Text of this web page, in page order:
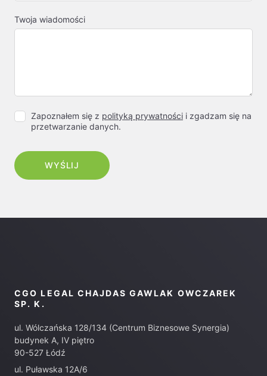
Twoja wiadomości
Zapoznałem się z polityką prywatności i zgadzam się na
przetwarzanie danych.
CGO LEGAL CHAJDAS GAWLAK OWCZAREK
SP. K.
ul. Wólczańska 128/134 (Centrum Biznesowe Synergia)
budynek A, IV piętro
90-527 Łódź
ul. Puławska 12A/6